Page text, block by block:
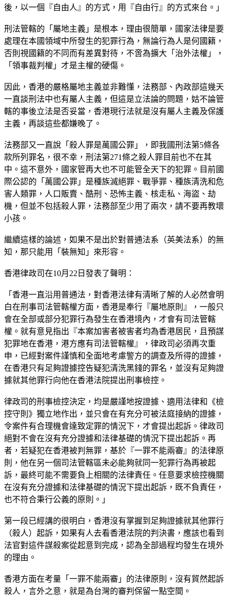
後，以一個『自由人』的方式，用『自由行』的方式來台。」
刑法管轄的「屬地主義」是根本，理由很簡單，國家法律是要
處理在本國領域中所發生的犯罪行為，無論行為人是何國籍，
否則視國籍的不同而有差異對待，不啻為擴大「治外法權」，
「領事裁判權」才是主權的硬傷。
因此，香港的嚴格屬地主義並非難懂，法務部、內政部這幾天
一直談刑法中也有屬人主義，但這是立法論的問題，姑不論管
轄的事後立法是否妥當，香港現行法就是沒有屬人主義及保護
主義，再談這些都嫌晚了。
法務部又一直說「殺人罪是萬國公罪」，即我國刑法第5條各
款所列罪名，很不幸，刑法第271條之殺人罪目前也不在其
中。這不意外，國家管再大也不可能管全天下的犯罪。目前國
際公認的「萬國公罪」是種族滅絕罪、戰爭罪、種族清洗和危
害人類罪，人口販賣、酷刑、恐怖主義、核走私、海盜、劫
機，但並不包括殺人罪，法務部至少用了兩次，請不要再教壞
小孩。
繼續這樣的論述，如果不是出於對普通法系（英美法系）的無
知，那只能用「裝無知」來形容。
香港律政司在10月22日發表了聲明：
「香港一直沿用普通法，對香港法律有清晰了解的人必然會明
白在刑事司法管轄權方面，香港是奉行『屬地原則』，一般只
會在全部或部分犯罪行為發生在香港境內，才會有司法管轄
權。就有意見指出『本案加害者被害者均為香港居民，且預謀
犯罪地在香港，港方應有司法管轄權』，律政司必須再次重
申，已經對案件謹慎和全面地考慮警方的調查及所得的證據，
在香港只有足夠證據控告疑犯清洗黑錢的罪名，並沒有足夠證
據就其他罪行向他在香港法院提出刑事檢控。
律政司的刑事檢控決定，均是嚴謹地按證據、適用法律和《檢
控守則》獨立地作出，並只會在有充分可被法庭接納的證據，
令案件有合理機會達致定罪的情況下，才會提出起訴。律政司
絕對不會在沒有充分證據和法律基礎的情況下提出起訴。再
者，若疑犯在香港被判無罪，基於『一罪不能兩審』的法律原
則，他在另一個司法管轄區未必能夠就同一犯罪行為再被起
訴，最終可能不需要負上相關的法律責任。任意要求檢控機關
在沒有充分證據和法律基礎的情況下提出起訴，既不負責任，
也不符合秉行公義的原則。」
第一段已經講的很明白，香港沒有掌握到足夠證據就其他罪行
（殺人）起訴，如果有人去看香港法院的判決書，應該也看到
法官對這件謀殺案從起意到完成，認為全部過程均發生在境外
的理由。
香港方面在考量「一罪不能兩審」的法律原則，沒有貿然起訴
殺人，言外之意，就是為台灣的審判保留一點空間。